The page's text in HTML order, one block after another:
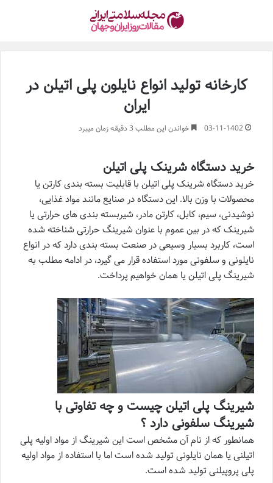
کارخانه تولید انواع نایلون پلی اتیلن در
ایران
03-11-1402 خواندن این مطلب 3 دقیقه زمان میبرد
خرید دستگاه شرینک پلی اتیلن
خرید دستگاه شرینک پلی اتیلن با قابلیت بسته بندی کارتن یا
محصولات با وزن بالا. این دستگاه در صنایع مانند مواد غذایی،
نوشیدنی، سیم، کابل، کارتن مادر، شیربسته بندی های حرارتی یا
شیرینک که در بین عموم با عنوان شیرینگ حرارتی شناخته شده
است، کاربرد بسیار وسیعی در صنعت بسته بندی دارد که در انواع
نایلونی و سلفونی مورد استفاده قرار می گیرد، در ادامه مطلب به
شیرینگ پلی اتیلن یا همان خواهیم پرداخت.
شیرینگ پلی اتیلن چیست و چه تفاوتی با
شیرینگ سلفونی دارد ؟
همانطور که از نام آن مشخص است این شیرینگ از مواد اولیه پلی
اتیلنی یا همان نایلونی تولید شده است اما با استفاده از مواد اولیه
پلی پروپیلنی تولید شده است.